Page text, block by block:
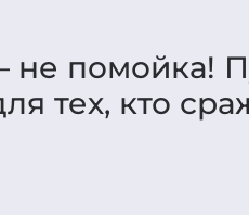
помойка!
тех, кто